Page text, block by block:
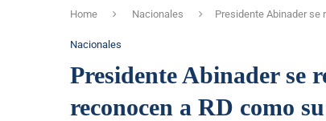
Home Nacionales Presidente Abinader se
Nacionales
Presidente Abinader se
reconocen a RD como